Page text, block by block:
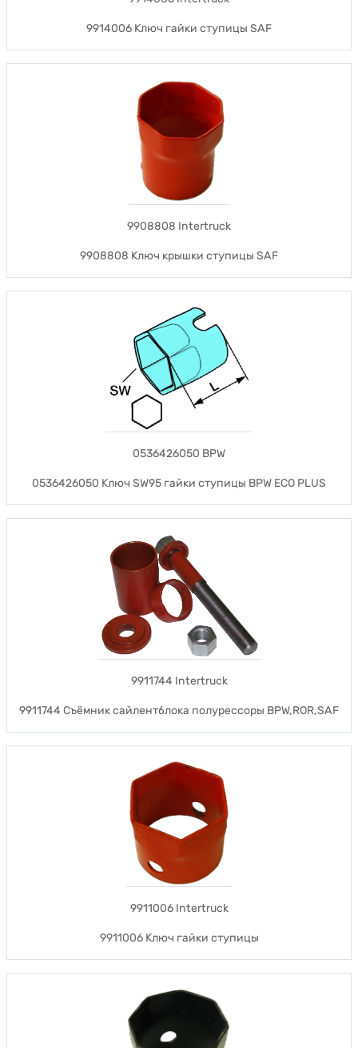
9914006 Ключ гайки ступицы SAF
9908808 Intertruck
9908808 Ключ крышки ступицы SAF
0536426050 BPW
0536426050 Ключ SW95 гайки ступицы BPW ECO PLUS
9911744 Intertruck
9911744 Съёмник сайлентблока полурессоры BPW,ROR,SAF
9911006 Intertruck
9911006 Ключ гайки ступицы